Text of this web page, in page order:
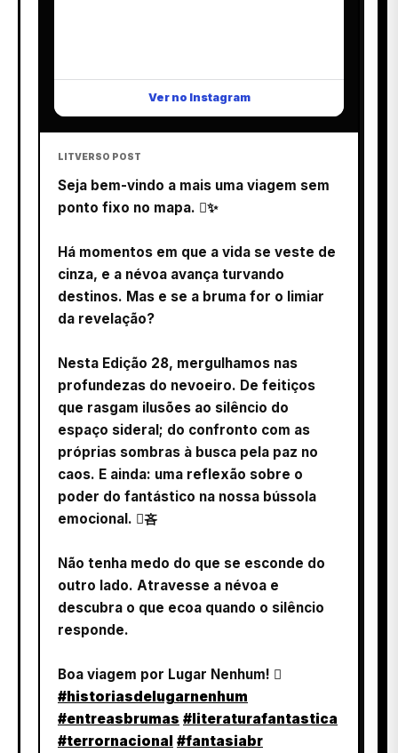
Ver no Instagram
LITVERSO POST
Seja bem-vindo a mais uma viagem sem
ponto fixo no mapa. ️✨
Há momentos em que a vida se veste de
cinza, e a névoa avança turvando
destinos. Mas e se a bruma for o limiar
da revelação?
Nesta Edição 28, mergulhamos nas
profundezas do nevoeiro. De feitiços
que rasgam ilusões ao silêncio do
espaço sideral; do confronto com as
próprias sombras à busca pela paz no
caos. E ainda: uma reflexão sobre o
poder do fantástico na nossa bússola
emocional. 吝
Não tenha medo do que se esconde do
outro lado. Atravesse a névoa e
descubra o que ecoa quando o silêncio
responde.
Boa viagem por Lugar Nenhum! 
#historiasdelugarnenhum
#entreasbrumas #literaturafantastica
#terrornacional #fantasiabr